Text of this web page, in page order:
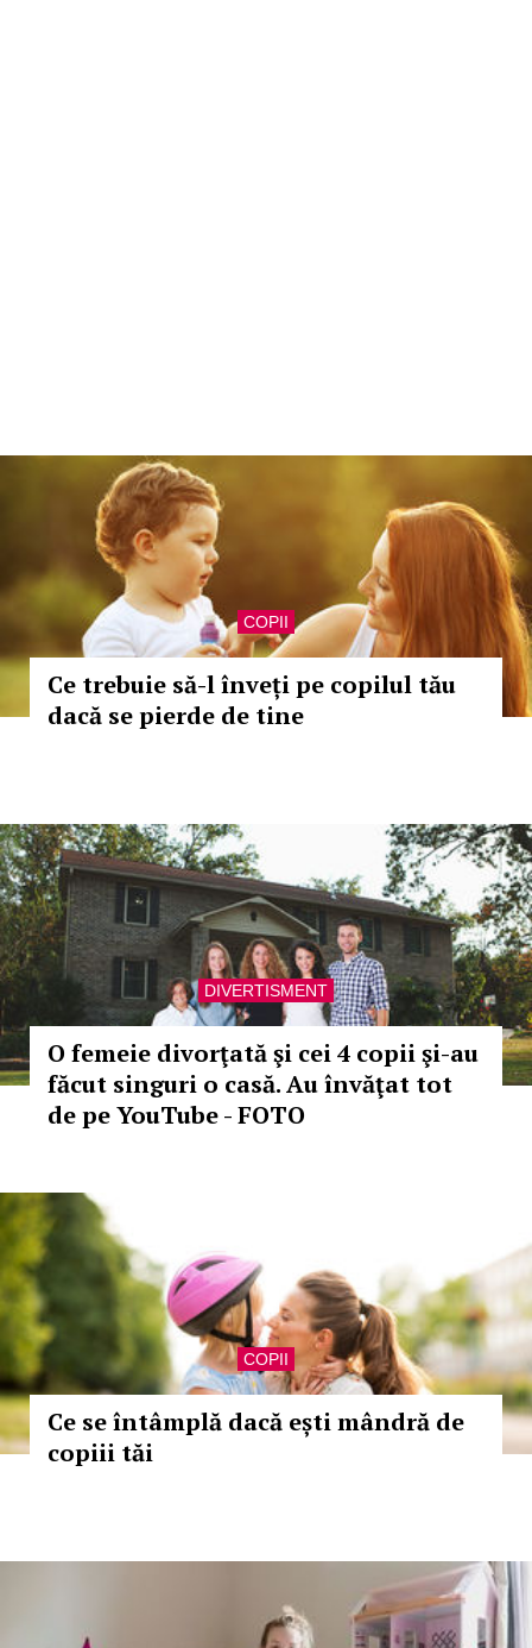
COPII
Ce trebuie să-l înveți pe copilul tău
dacă se pierde de tine
DIVERTISMENT
O femeie divorţată şi cei 4 copii şi-au
făcut singuri o casă. Au învăţat tot
de pe YouTube - FOTO
COPII
Ce se întâmplă dacă ești mândră de
copiii tăi